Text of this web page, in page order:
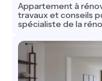
Appartement à
travaux et conseils
spécialiste de la